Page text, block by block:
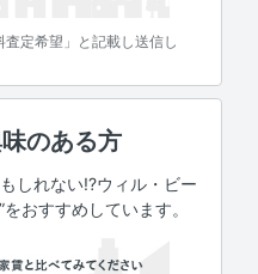
定希望」と記載し送信し
のある方
しれない!?ウィル・ビー
おすすめしています。